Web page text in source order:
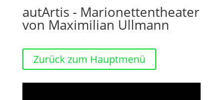
autArtis - Marionettentheater
von Maximilian Ullmann
Zurück zum Hauptmenü